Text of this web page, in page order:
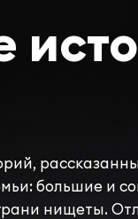
большие и
нищеты.